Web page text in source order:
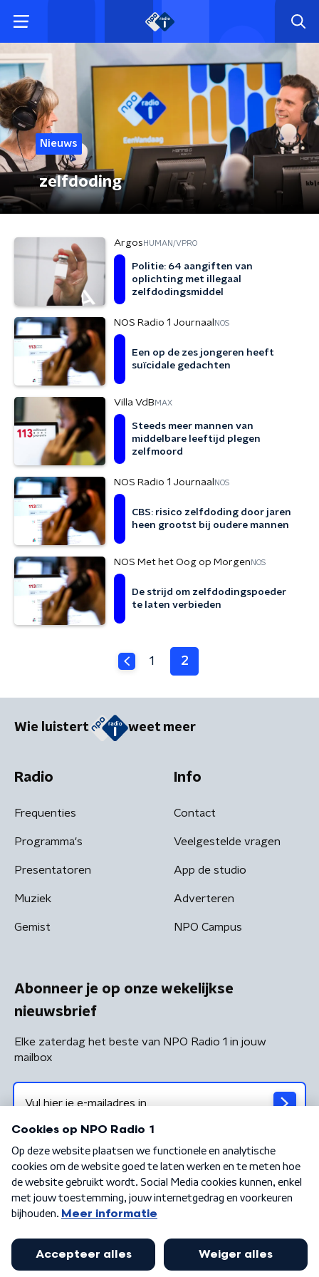
Nieuws
zelfdoding
Argos HUMAN/VPRO
Politie: 64 aangiften van
oplichting met illegaal
zelfdodingsmiddel
NOS Radio 1 Journaal NOS
Een op de zes jongeren heeft
suïcidale gedachten
Villa VdB MAX
Steeds meer mannen van
middelbare leeftijd plegen
zelfmoord
NOS Radio 1 Journaal NOS
CBS: risico zelfdoding door jaren
heen grootst bij oudere mannen
NOS Met het Oog op Morgen NOS
De strijd om zelfdodingspoeder
te laten verbieden
1 2
Wie luistert weet meer
Radio
Frequenties
Programma's
Presentatoren
Muziek
Gemist
Info
Contact
Veelgestelde vragen
App de studio
Adverteren
NPO Campus
Abonneer je op onze wekelijkse
nieuwsbrief
Elke zaterdag het beste van NPO Radio 1 in jouw
mailbox
Algemene voorwaarden